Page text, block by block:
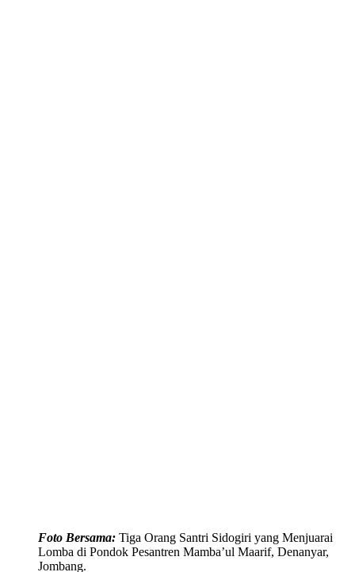
Foto Bersama: Tiga Orang Santri Sidogiri yang Menjuarai
Lomba di Pondok Pesantren Mamba’ul Maarif, Denanyar,
Jombang.